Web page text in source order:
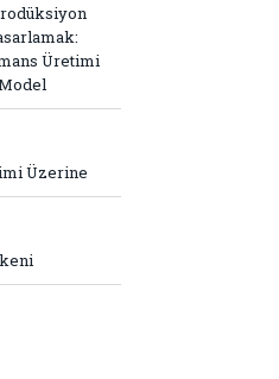
Üretimi
Üzerine